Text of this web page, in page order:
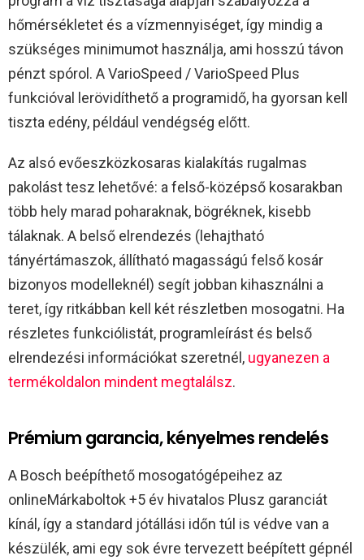
hőmérsékletet és a vízmennyiséget, így mindig a
szükséges minimumot használja, ami hosszú távon
pénzt spórol. A VarioSpeed / VarioSpeed Plus
funkcióval lerövidíthető a programidő, ha gyorsan kell
tiszta edény, például vendégség előtt.​
Az alsó evőeszközkosaras kialakítás rugalmas
pakolást tesz lehetővé: a felső-középső kosarakban
több hely marad poharaknak, bögréknek, kisebb
tálaknak. A belső elrendezés (lehajtható
tányértámaszok, állítható magasságú felső kosár
bizonyos modelleknél) segít jobban kihasználni a
teret, így ritkábban kell két részletben mosogatni. Ha
részletes funkciólistát, programleírást és belső
elrendezési információkat szeretnél, ugyanezen a
termékoldalon mindent megtalálsz.​
Prémium garancia, kényelmes rendelés
A Bosch beépíthető mosogatógépeihez az
onlineMárkaboltok +5 év hivatalos Plusz garanciát
kínál, így a standard jótállási időn túl is védve van a
készülék, ami egy sok évre tervezett beépített gépnél